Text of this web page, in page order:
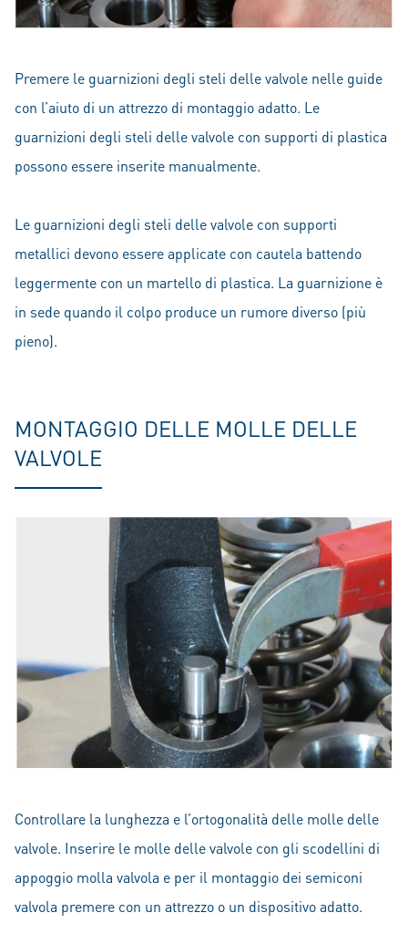
Premere le guarnizioni degli steli delle valvole nelle guide
con l’aiuto di un attrezzo di montaggio adatto. Le
guarnizioni degli steli delle valvole con supporti di plastica
possono essere inserite manualmente.
Le guarnizioni degli steli delle valvole con supporti
metallici devono essere applicate con cautela battendo
leggermente con un martello di plastica. La guarnizione è
in sede quando il colpo produce un rumore diverso (più
pieno).
MONTAGGIO DELLE MOLLE DELLE
VALVOLE
Controllare la lunghezza e l’ortogonalità delle molle delle
valvole. Inserire le molle delle valvole con gli scodellini di
appoggio molla valvola e per il montaggio dei semiconi
valvola premere con un attrezzo o un dispositivo adatto.